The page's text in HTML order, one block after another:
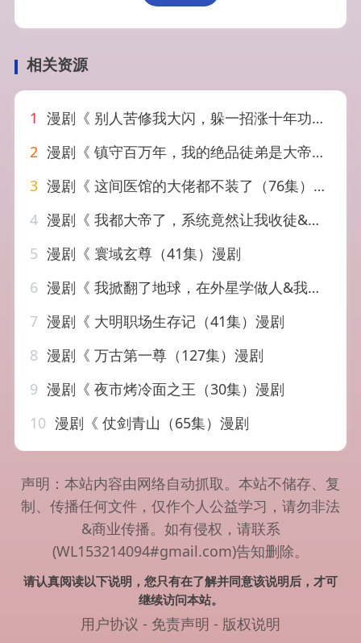
相关资源
1 漫剧《 别人苦修我大闪，躲一招涨十年功力！&别人苦修我大闪躲一招涨十年功力（61集）漫剧
2 漫剧《 镇守百万年，我的绝品徒弟是大帝&镇守百万年我的绝品徒弟是大帝（62集）漫剧
3 漫剧《 这间医馆的大佬都不装了（76集）漫剧
4 漫剧《 我都大帝了，系统竟然让我收徒&我都大帝了系统竟然让我收徒（73集）漫剧
5 漫剧《 寰域玄尊（41集）漫剧
6 漫剧《 我掀翻了地球，在外星学做人&我掀翻了地球在外星学做人（44集）漫剧
7 漫剧《 大明职场生存记（41集）漫剧
8 漫剧《 万古第一尊（127集）漫剧
9 漫剧《 夜市烤冷面之王（30集）漫剧
10 漫剧《 仗剑青山（65集）漫剧
声明：本站内容由网络自动抓取。本站不储存、复
制、传播任何文件，仅作个人公益学习，请勿非法
&商业传播。如有侵权，请联系
(WL153214094#gmail.com)告知删除。
请认真阅读以下说明，您只有在了解并同意该说明后，才可
继续访问本站。
用户协议 - 免责声明 - 版权说明